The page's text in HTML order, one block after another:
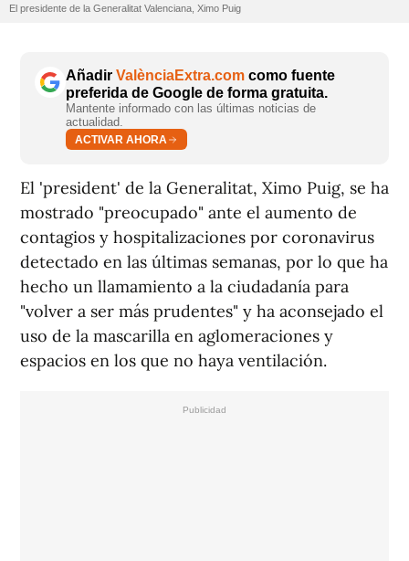
El presidente de la Generalitat Valenciana, Ximo Puig
Añadir ValènciaExtra.com como fuente
preferida de Google de forma gratuita.
Mantente informado con las últimas noticias de
actualidad.
ACTIVAR AHORA
El 'president' de la Generalitat, Ximo Puig, se ha
mostrado "preocupado" ante el aumento de
contagios y hospitalizaciones por coronavirus
detectado en las últimas semanas, por lo que ha
hecho un llamamiento a la ciudadanía para
"volver a ser más prudentes" y ha aconsejado el
uso de la mascarilla en aglomeraciones y
espacios en los que no haya ventilación.